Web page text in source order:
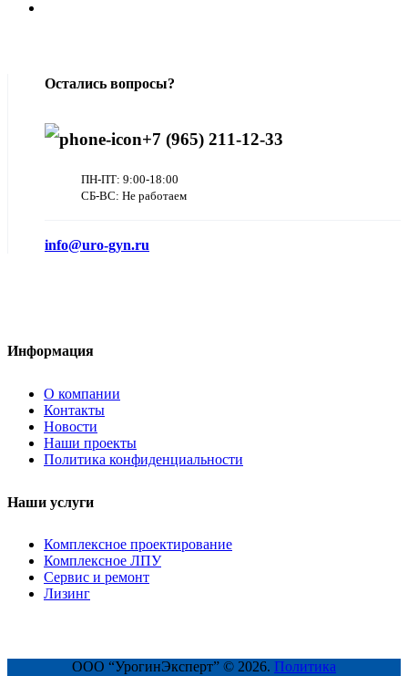
Остались вопросы?
+7 (965) 211-12-33
ПН-ПТ: 9:00-18:00
СБ-ВС: Не работаем
info@uro-gyn.ru
Информация
О компании
Контакты
Новости
Наши проекты
Политика конфиденциальности
Наши услуги
Комплексное проектирование
Комплексное ЛПУ
Сервис и ремонт
Лизинг
ООО “УрогинЭксперт” © 2026. Политика